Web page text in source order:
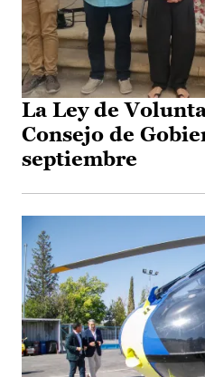
La Ley de
Consejo de
septiembre